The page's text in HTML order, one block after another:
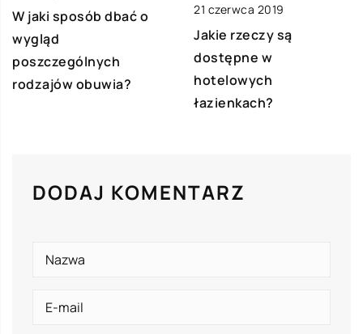
W jaki sposób dbać o
wygląd
poszczególnych
rodzajów obuwia?
21 czerwca 2019
Jakie rzeczy są
dostępne w
hotelowych
łazienkach?
DODAJ KOMENTARZ